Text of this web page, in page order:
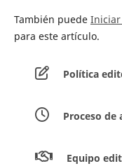
También puede Iniciar
para este artículo.
Política
Proceso de
Equipo